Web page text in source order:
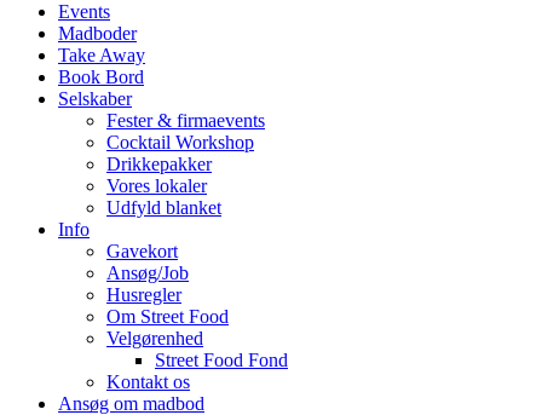
Events
Madboder
Take Away
Book Bord
Selskaber
Fester & firmaevents
Cocktail Workshop
Drikkepakker
Vores lokaler
Udfyld blanket
Info
Gavekort
Ansøg/Job
Husregler
Om Street Food
Velgørenhed
Street Food Fond
Kontakt os
Ansøg om madbod